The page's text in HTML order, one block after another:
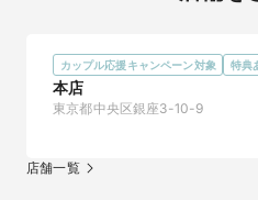
カップル応援キャンペーン対象 特典
本店
東京都中央区銀座3-10-9
店舗一覧